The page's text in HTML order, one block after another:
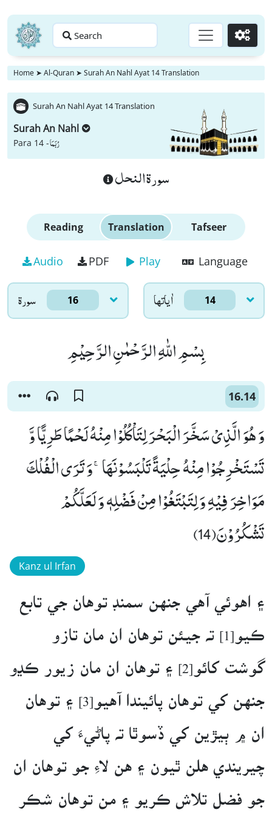
Search Go
Home ➤ Al-Quran ➤ Surah An Nahl Ayat 14 Translation
Surah An Nahl Ayat 14 Translation
Surah An Nahl
Para 14 -رُبَمَا
سورة النحل
Reading Translation Tafseer
Audio PDF Play Language
سورۃ 16 اٰياتها 14
بِسْمِ اللّٰهِ الرَّحْمٰنِ الرَّحِیْمِ
16.14
وَ هُوَ الَّذِیْ سَخَّرَ الْبَحْرَ لِتَاْكُلُوْا مِنْهُ لَحْمًا طَرِیًّا وَّ
تَسْتَخْرِجُوْا مِنْهُ حِلْیَةً تَلْبَسُوْنَهَاۚ-وَ تَرَى الْفُلْكَ
مَوَاخِرَ فِیْهِ وَ لِتَبْتَغُوْا مِنْ فَضْلِهٖ وَ لَعَلَّكُمْ
تَشْكُرُوْنَ(14)
Kanz ul Irfan
۽ اهوئي آهي جنهن سمنڊ توهان جي تابع
ڪيو[1] ته جيئن توهان ان مان تازو
گوشت کائو[2] ۽ توهان ان مان زيور ڪڍو
جنهن کي توهان پائيندا آهيو[3] ۽ توهان
ان ۾ ٻيڙين کي ڏسوٿا ته پاڻيءَ کي
چيريندي هلن ٿيون ۽ هن لاءِ جو توهان ان
جو فضل تلاش ڪريو ۽ من توهان شڪر